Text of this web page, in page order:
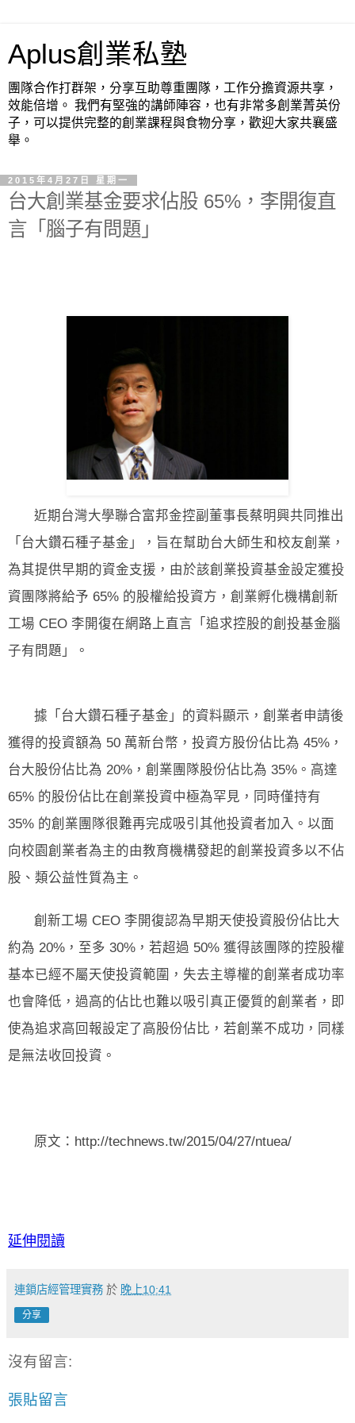
Aplus創業私塾
團隊合作打群架，分享互助尊重團隊，工作分擔資源共享，
效能倍增。 我們有堅強的講師陣容，也有非常多創業菁英份
子，可以提供完整的創業課程與食物分享，歡迎大家共襄盛
舉。
2015年4月27日 星期一
台大創業基金要求佔股 65%，李開復直
言「腦子有問題」
近期台灣大學聯合富邦金控副董事長蔡明興共同推出
「台大鑽石種子基金」，旨在幫助台大師生和校友創業，
為其提供早期的資金支援，由於該創業投資基金設定獲投
資團隊將給予 65% 的股權給投資方，創業孵化機構創新
工場 CEO 李開復在網路上直言「追求控股的創投基金腦
子有問題」。
據「台大鑽石種子基金」的資料顯示，創業者申請後
獲得的投資額為 50 萬新台幣，投資方股份佔比為 45%，
台大股份佔比為 20%，創業團隊股份佔比為 35%。高達
65% 的股份佔比在創業投資中極為罕見，同時僅持有
35% 的創業團隊很難再完成吸引其他投資者加入。以面
向校園創業者為主的由教育機構發起的創業投資多以不佔
股、類公益性質為主。
創新工場 CEO 李開復認為早期天使投資股份佔比大
約為 20%，至多 30%，若超過 50% 獲得該團隊的控股權
基本已經不屬天使投資範圍，失去主導權的創業者成功率
也會降低，過高的佔比也難以吸引真正優質的創業者，即
使為追求高回報設定了高股份佔比，若創業不成功，同樣
是無法收回投資。
原文：http://technews.tw/2015/04/27/ntuea/
延伸閱讀
連鎖店經管理實務 於 晚上10:41
分享
沒有留言:
張貼留言